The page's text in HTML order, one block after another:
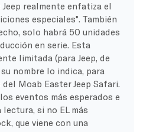
realmente enfatiza el
especiales". También
solo habrá 50 unidades
en serie. Esta
limitada (para Jeep, de
nombre lo indica, para
Moab Easter Jeep Safari.
eventos más esperados e
si no EL más
que viene con una